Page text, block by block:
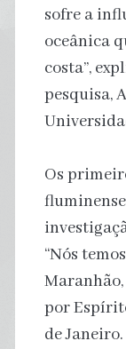
sofre a
oceânica
costa”,
pesquisa,
Os
“Nós
por
de